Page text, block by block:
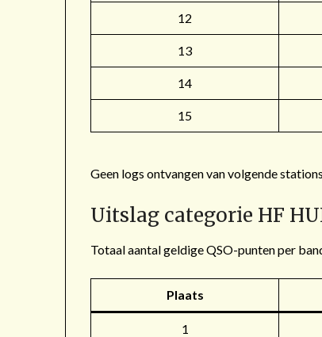
12
13
14
15
Geen logs ontvangen van volgende
Uitslag categorie HF
Totaal aantal geldige QSO-punten per
Plaats
1